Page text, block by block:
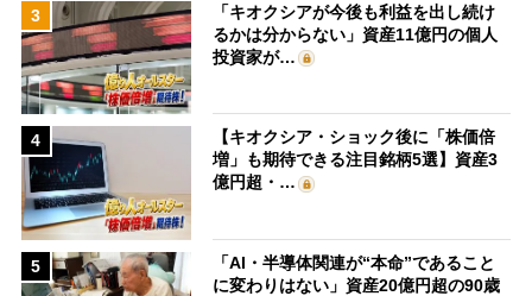
3
「キオクシアが今後も利益を出し続け
るかは分からない」資産11億円の個人
投資家が…
4
【キオクシア・ショック後に「株価倍
増」も期待できる注目銘柄5選】資産3
億円超・…
5
「AI・半導体関連が“本命”であること
に変わりはない」資産20億円超の90歳